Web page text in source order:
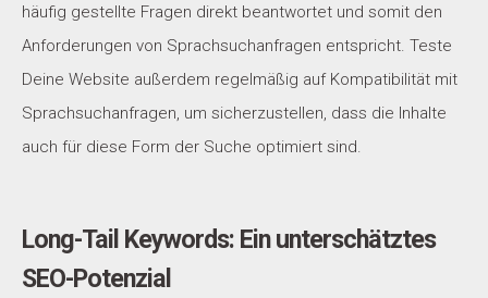
häufig gestellte Fragen direkt beantwortet und somit den
Anforderungen von Sprachsuchanfragen entspricht. Teste
Deine Website außerdem regelmäßig auf Kompatibilität mit
Sprachsuchanfragen, um sicherzustellen, dass die Inhalte
auch für diese Form der Suche optimiert sind.
Long-Tail Keywords: Ein unterschätztes
SEO-Potenzial